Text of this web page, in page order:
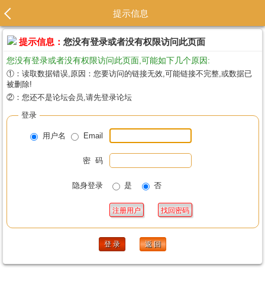
提示信息
提示信息： 您没有登录或者没有权限访问此页面
您没有登录或者没有权限访问此页面,可能如下几个原因:
①：读取数据错误,原因：您要访问的链接无效,可能链接不完整,或数据已
被删除!
②：您还不是论坛会员,请先登录论坛
登录
用户名 Email
密 码
隐身登录 是 否